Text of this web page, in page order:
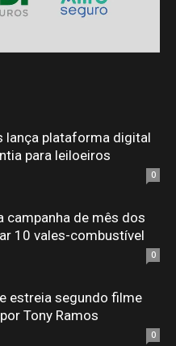
lança plataforma digital
para leiloeiros
0
campanha de mês dos
10 vales-combustível
0
estreia segundo filme
Tony Ramos
0